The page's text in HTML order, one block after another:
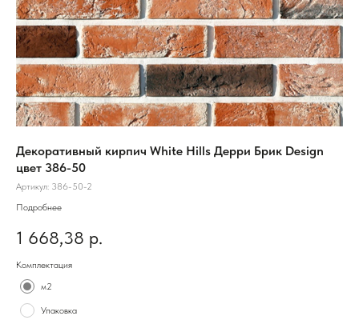
Декоративный кирпич White Hills Дерри Брик Design
цвет 386-50
Артикул: 386-50-2
Подробнее
1 668,38 р.
Комплектация
м2
Упаковка